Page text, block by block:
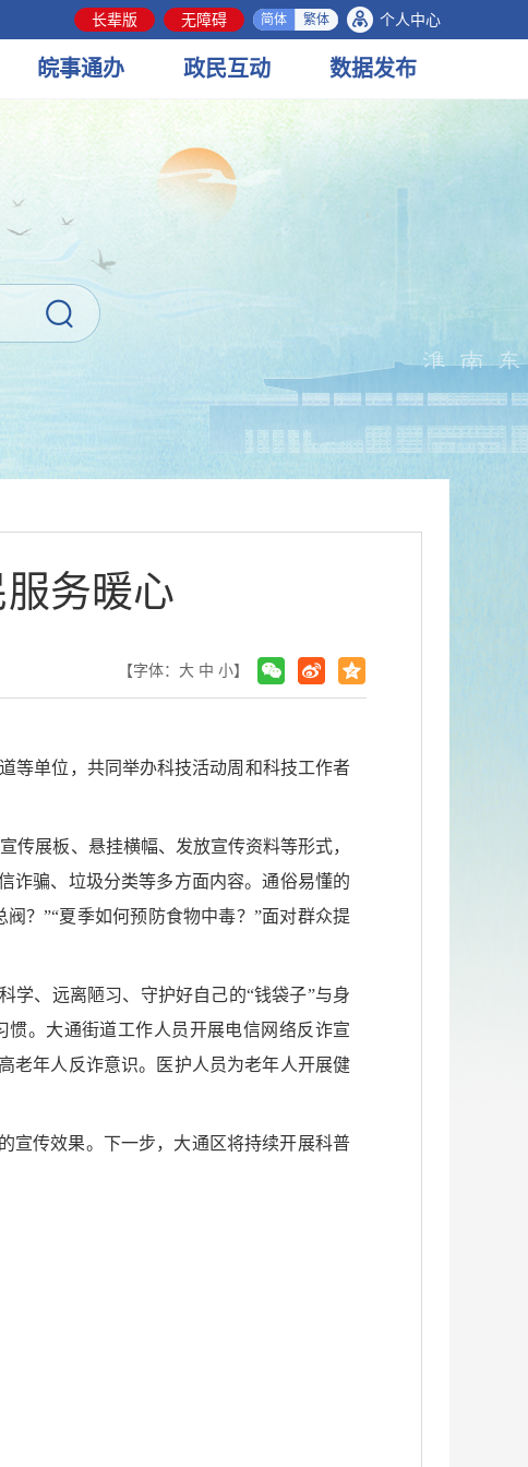
长辈版 无障碍 简体 繁体 个人中心
皖事通办 政民互动 数据发布
服务暖心
【字体： 大 中 小】
等单位，共同举办科技活动周和科技工作者
传展板、悬挂横幅、发放宣传资料等形式，
诈骗、垃圾分类等多方面内容。通俗易懂的
？”“夏季如何预防食物中毒？”面对群众提
学、远离陋习、守护好自己的“钱袋子”与身
。大通街道工作人员开展电信网络反诈宣
老年人反诈意识。医护人员为老年人开展健
宣传效果。下一步，大通区将持续开展科普